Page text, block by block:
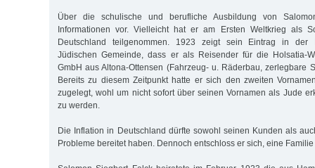
Über die schulische und berufliche Ausbildung von
Informationen vor. Vielleicht hat er am Ersten Weltkrieg als
Deutschland teilgenommen. 1923 zeigt sein Eintrag in der
Jüdischen Gemeinde, dass er als Reisender für die Holsatia-
GmbH aus Altona-Ottensen (Fahrzeug- u. Räderbau, zerlegbare
Bereits zu diesem Zeitpunkt hatte er sich den zweiten
zugelegt, wohl um nicht sofort über seinen Vornamen als Jude
zu werden.
Die Inflation in Deutschland dürfte sowohl seinen Kunden als
Probleme bereitet haben. Dennoch entschloss er sich, eine